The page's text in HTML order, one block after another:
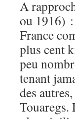
A
ou 1916)
France
plus cent
peu
tenant
des
Touaregs.